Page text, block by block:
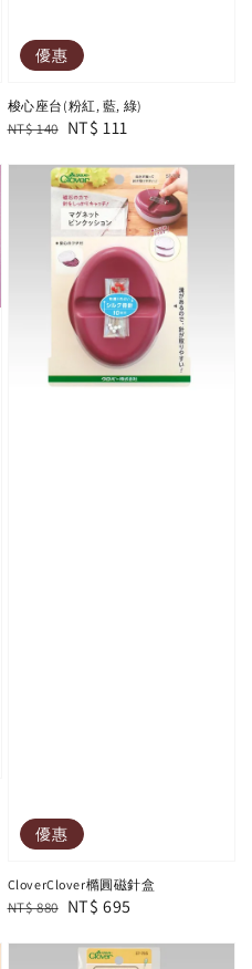
優惠
梭心座台(粉紅, 藍, 綠)
Regular
NT$ 140 Sale
NT$ 111
優惠
CloverClover橢圓磁針盒
Regular
NT$ 880 Sale
NT$ 695